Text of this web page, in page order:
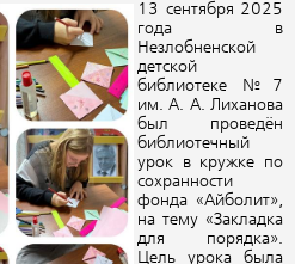
13 сентября 2025
года в
Незлобненской
детской
библиотеке №7
им. А. А. Лиханова
был проведён
библиотечный
урок в кружке по
сохранности
фонда «Айболит»,
на тему «Закладка
для порядка».
Цель урока была